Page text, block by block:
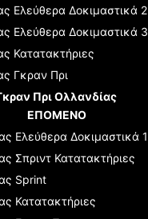
Ελεύθερα Δοκιμαστικά 2
Ελεύθερα Δοκιμαστικά 3
Κατατακτήριες
Γκραν Πρι
Πρι Ολλανδίας
ΕΠΟΜΕΝΟ
Ελεύθερα Δοκιμαστικά 1
Σπριντ Κατατακτήριες
Sprint
Κατατακτήριες